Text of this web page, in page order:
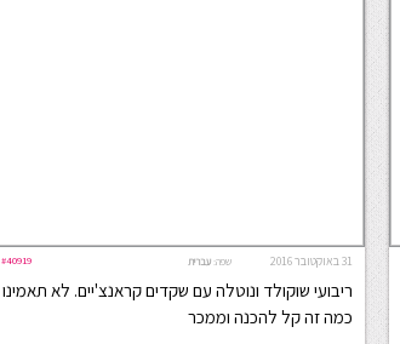
31 באוקטובר 2016 #40919 שפה: עברית
ריבועי שוקולד ונוטלה עם שקדים קראנצ'יים. לא תאמינו
כמה זה קל להכנה וממכר